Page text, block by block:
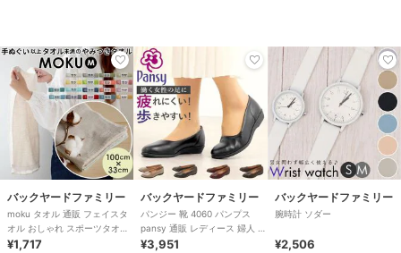
バックヤードファミリー
moku タオル 通販 フェイスタ
オル おしゃれ スポーツタオル
手ぬぐい 手拭い 銭湯 温泉 ジ
¥1,717
バックヤードファミリー
パンジー 靴 4060 パンプス
pansy 通販 レディース 婦人 痛
くない ローヒール 通勤 リ
¥3,951
バックヤードファミリー
腕時計 ソダー
¥2,506